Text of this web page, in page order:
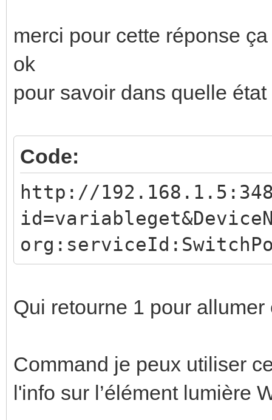
merci pour cette réponse
ok
pour savoir dans quelle
Code:
http://
Qui retourne 1 pour
Command je peux utiliser
l'info sur l’élément lumière